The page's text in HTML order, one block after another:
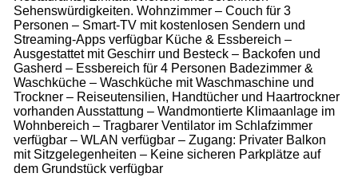
Sehenswürdigkeiten. Wohnzimmer – Couch für 3
Personen – Smart-TV mit kostenlosen Sendern und
Streaming-Apps verfügbar Küche & Essbereich –
Ausgestattet mit Geschirr und Besteck – Backofen und
Gasherd – Essbereich für 4 Personen Badezimmer &
Waschküche – Waschküche mit Waschmaschine und
Trockner – Reiseutensilien, Handtücher und Haartrockner
vorhanden Ausstattung – Wandmontierte Klimaanlage im
Wohnbereich – Tragbarer Ventilator im Schlafzimmer
verfügbar – WLAN verfügbar – Zugang: Privater Balkon
mit Sitzgelegenheiten – Keine sicheren Parkplätze auf
dem Grundstück verfügbar